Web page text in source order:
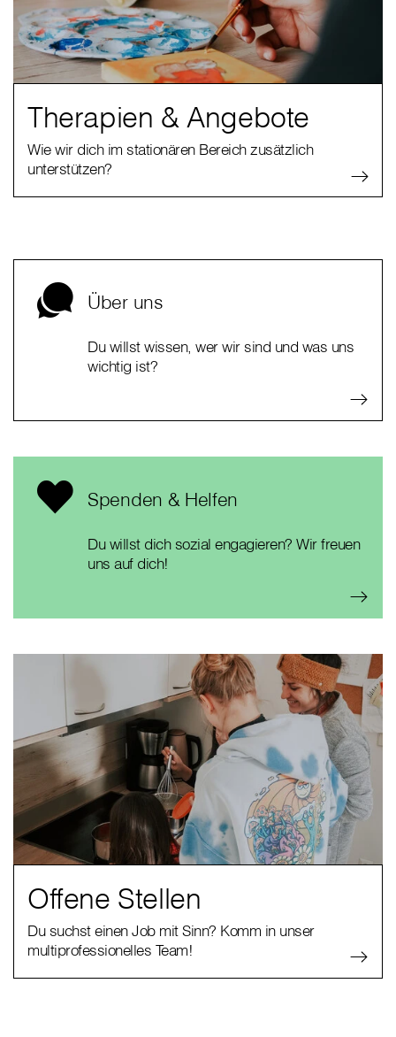
Therapien & Angebote
Wie wir dich im stationären Bereich zusätzlich
unterstützen?
Über uns
Du willst wissen, wer wir sind und was uns
wichtig ist?
Spenden & Helfen
Du willst dich sozial engagieren? Wir freuen
uns auf dich!
Offene Stellen
Du suchst einen Job mit Sinn? Komm in unser
multiprofessionelles Team!